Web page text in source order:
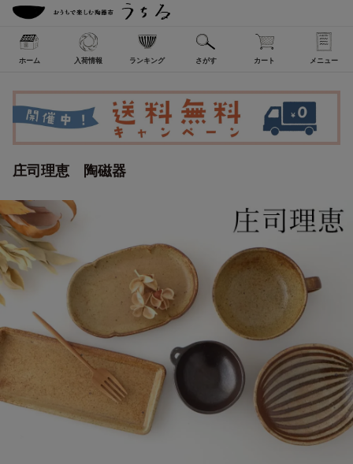
ホーム 入荷情報 ランキング さがす カート メニュー
庄司理恵 陶磁器